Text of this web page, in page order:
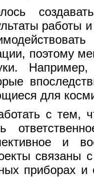
работы
поэтому
для
с тем,
и
приборах